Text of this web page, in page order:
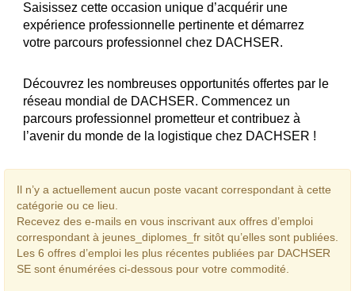
Saisissez cette occasion unique d’acquérir une
expérience professionnelle pertinente et démarrez
votre parcours professionnel chez DACHSER.
Découvrez les nombreuses opportunités offertes par le
réseau mondial de DACHSER. Commencez un
parcours professionnel prometteur et contribuez à
l’avenir du monde de la logistique chez DACHSER !
Il n’y a actuellement aucun poste vacant correspondant à cette
catégorie ou ce lieu.
Recevez des e-mails en vous inscrivant aux offres d’emploi
correspondant à jeunes_diplomes_fr sitôt qu’elles sont publiées.
Les 6 offres d’emploi les plus récentes publiées par DACHSER
SE sont énumérées ci-dessous pour votre commodité.